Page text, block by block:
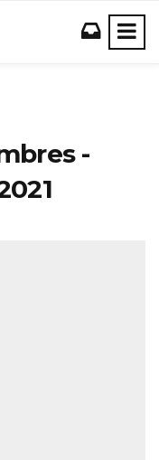
-